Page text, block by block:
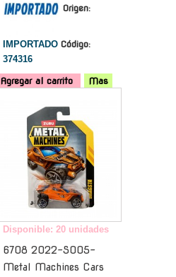
Origen:
IMPORTADO Código:
374316
Agregar al carrito
Mas
Disponible: 20 unidades
6708 2022-S005-
Metal Machines Cars